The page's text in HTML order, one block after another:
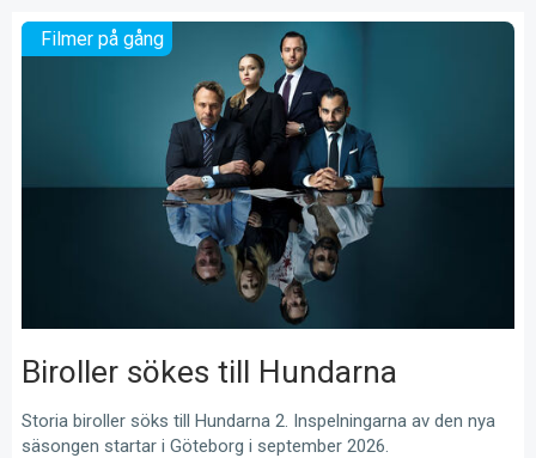
Biroller sökes till Hundarna
Filmer på gång
Storia biroller söks till Hundarna 2. Inspelningarna av den nya
säsongen startar i Göteborg i september 2026.